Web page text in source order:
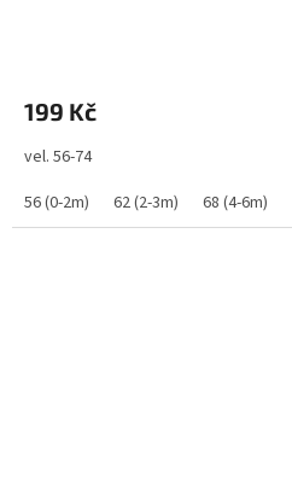
199 Kč
vel. 56-74
56 (0-2m)
62 (2-3m) 68 (4-6m)